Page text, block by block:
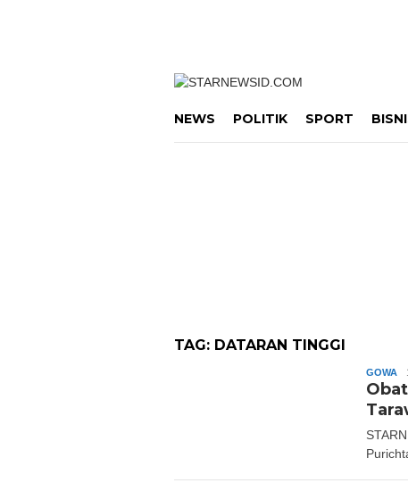
NEWS POLITIK SPORT
TAG: DATARAN TINGGI
GOWA